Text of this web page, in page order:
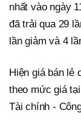
nhất vào ngày
đã trải qua 29
lần giảm và 4
Hiện giá bán lẻ
theo mức giá
Tài chính -